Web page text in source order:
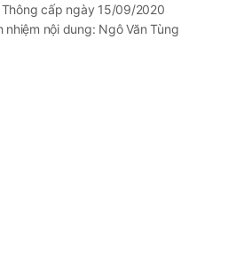
Thông cấp ngày 15/09/2020
nhiệm nội dung: Ngô Văn Tùng